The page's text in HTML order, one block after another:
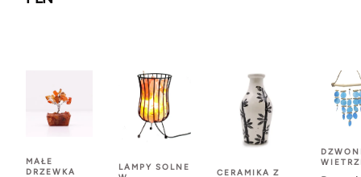
MAŁE
DRZEWKA
LAMPY SOLNE
CERAMIKA Z